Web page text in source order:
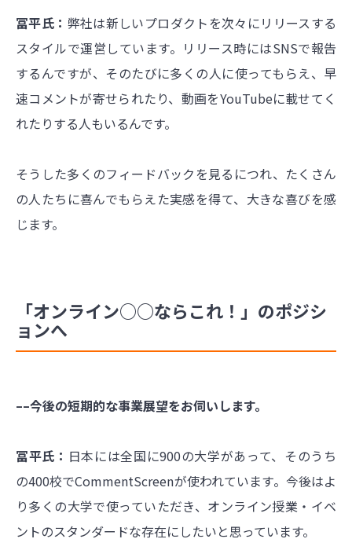
冨平氏： 弊社は新しいプロダクトを次々にリリースする
スタイルで運営しています。リリース時にはSNSで報告
するんですが、そのたびに多くの人に使ってもらえ、早
速コメントが寄せられたり、動画をYouTubeに載せてく
れたりする人もいるんです。
そうした多くのフィードバックを見るにつれ、たくさん
の人たちに喜んでもらえた実感を得て、大きな喜びを感
じます。
「オンライン○○ならこれ！」のポジシ
ョンへ
––今後の短期的な事業展望をお伺いします。
冨平氏： 日本には全国に900の大学があって、そのうち
の400校でCommentScreenが使われています。今後はよ
り多くの大学で使っていただき、オンライン授業・イベ
ントのスタンダードな存在にしたいと思っています。